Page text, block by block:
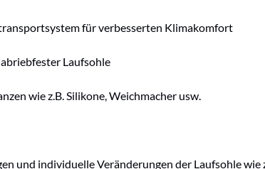
für verbesserten Klimakomfort
Laufsohle
wie z.B. Silikone, Weichmacher usw.
und individuelle Veränderungen der Laufsohle wie